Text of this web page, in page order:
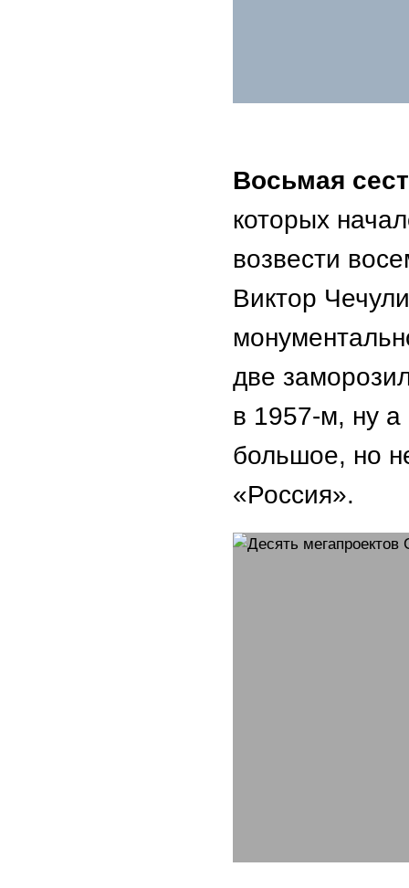
Восьмая
которых
возвести
Виктор
две
в 1957-м, ну
большое, но
«Россия».